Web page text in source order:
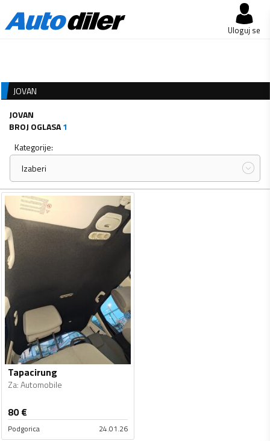
Uloguj se
JOVAN
JOVAN
BROJ OGLASA1
Kategorije:
Izaberi
Tapacirung
Za:Automobile
80€
Podgorica 24.01.26